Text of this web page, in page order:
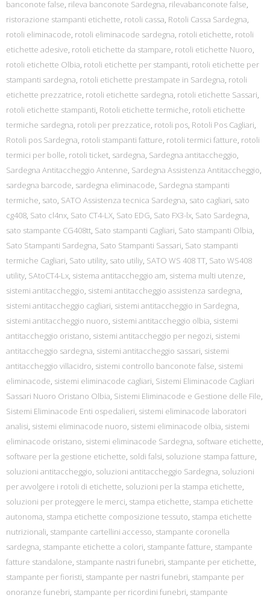
banconote false, rileva banconote Sardegna, rilevabanconote false,
ristorazione stampanti etichette, rotoli cassa, Rotoli Cassa Sardegna,
rotoli eliminacode, rotoli eliminacode sardegna, rotoli etichette, rotoli
etichette adesive, rotoli etichette da stampare, rotoli etichette Nuoro,
rotoli etichette Olbia, rotoli etichette per stampanti, rotoli etichette per
stampanti sardegna, rotoli etichette prestampate in Sardegna, rotoli
etichette prezzatrice, rotoli etichette sardegna, rotoli etichette Sassari,
rotoli etichette stampanti, Rotoli etichette termiche, rotoli etichette
termiche sardegna, rotoli per prezzatice, rotoli pos, Rotoli Pos Cagliari,
Rotoli pos Sardegna, rotoli stampanti fatture, rotoli termici fatture, rotoli
termici per bolle, rotoli ticket, sardegna, Sardegna antitaccheggio,
Sardegna Antitaccheggio Antenne, Sardegna Assistenza Antitaccheggio,
sardegna barcode, sardegna eliminacode, Sardegna stampanti
termiche, sato, SATO Assistenza tecnica Sardegna, sato cagliari, sato
cg408, Sato cl4nx, Sato CT4-LX, Sato EDG, Sato FX3-lx, Sato Sardegna,
sato stampante CG408tt, Sato stampanti Cagliari, Sato stampanti Olbia,
Sato Stampanti Sardegna, Sato Stampanti Sassari, Sato stampanti
termiche Cagliari, Sato utility, sato utiliy, SATO WS 408 TT, Sato WS408
utility, SAtoCT4-Lx, sistema antitaccheggio am, sistema multi utenze,
sistemi antitaccheggio, sistemi antitaccheggio assistenza sardegna,
sistemi antitaccheggio cagliari, sistemi antitaccheggio in Sardegna,
sistemi antitaccheggio nuoro, sistemi antitaccheggio olbia, sistemi
antitaccheggio oristano, sistemi antitaccheggio per negozi, sistemi
antitaccheggio sardegna, sistemi antitaccheggio sassari, sistemi
antitaccheggio villacidro, sistemi controllo banconote false, sistemi
eliminacode, sistemi eliminacode cagliari, Sistemi Eliminacode Cagliari
Sassari Nuoro Oristano Olbia, Sistemi Eliminacode e Gestione delle File,
Sistemi Eliminacode Enti ospedalieri, sistemi eliminacode laboratori
analisi, sistemi eliminacode nuoro, sistemi eliminacode olbia, sistemi
eliminacode oristano, sistemi eliminacode Sardegna, software etichette,
software per la gestione etichette, soldi falsi, soluzione stampa fatture,
soluzioni antitaccheggio, soluzioni antitaccheggio Sardegna, soluzioni
per avvolgere i rotoli di etichette, soluzioni per la stampa etichette,
soluzioni per proteggere le merci, stampa etichette, stampa etichette
autonoma, stampa etichette composizione tessuto, stampa etichette
nutrizionali, stampante cartellini accesso, stampante coronella
sardegna, stampante etichette a colori, stampante fatture, stampante
fatture standalone, stampante nastri funebri, stampante per etichette,
stampante per fioristi, stampante per nastri funebri, stampante per
onoranze funebri, stampante per ricordini funebri, stampante